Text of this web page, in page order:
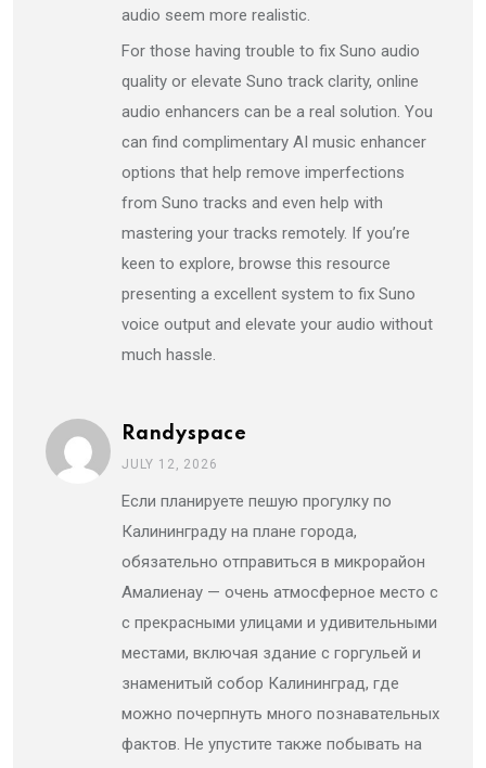
audio seem more realistic.
For those having trouble to fix Suno audio
quality or elevate Suno track clarity, online
audio enhancers can be a real solution. You
can find complimentary AI music enhancer
options that help remove imperfections
from Suno tracks and even help with
mastering your tracks remotely. If you’re
keen to explore, browse this resource
presenting a excellent system to fix Suno
voice output and elevate your audio without
much hassle.
Randyspace
JULY 12, 2026
Если планируете пешую прогулку по
Калининграду на плане города,
обязательно отправиться в микрорайон
Амалиенау — очень атмосферное место с
с прекрасными улицами и удивительными
местами, включая здание с горгульей и
знаменитый собор Калининград, где
можно почерпнуть много познавательных
фактов. Не упустите также побывать на